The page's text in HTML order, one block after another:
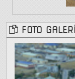
FOTO GALERİ